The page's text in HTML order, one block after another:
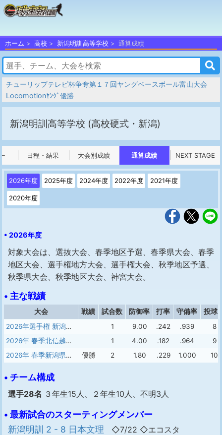
ホーム 高校 新潟明訓高等学校 通算成績
チューリップテレビ杯争奪第１７回ヤングベースボール富山大会
Locomotionﾔﾝｸﾞ優勝
新潟明訓高等学校 (高校硬式・新潟)
日程・結果 大会別成績 通算成績 NEXT STAGE
2026年度 2025年度 2024年度 2022年度 2021年度
2020年度
• 2026年度
対象大会は、選抜大会、春季地区予選、春季県大会、春季
地区大会、選手権地方大会、選手権大会、秋季地区予選、
秋季県大会、秋季地区大会、神宮大会。
• 主な戦績
大会 戦績 試合数 防御率 打率 守備率
投球
2026年選手権 新潟大会
1 9.00 .242 .939
8
2026年 春季北信越大会
1 4.00 .182 .964
9
2026年 春季新潟県大会
優勝 2 1.80 .229 1.000 10
• チーム構成
選手28名 ３年生15人、２年生10人、不明3人
• 最新試合のスターティングメンバー
新潟明訓 2 - 8 日本文理
◇7/22 ◇エコスタ